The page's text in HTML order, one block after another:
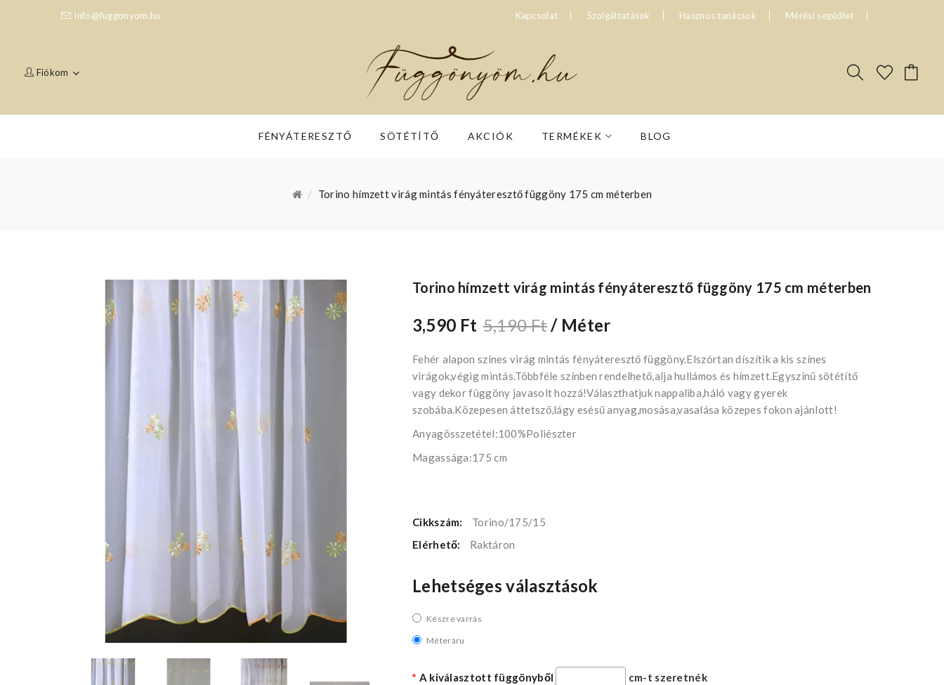
info@fuggonyom.hu Kapcsolat Szolgáltatások Hasznos tanácsok Mérési segédlet
Fiókom
FÉNYÁTERESZTŐ SÖTÉTÍTŐ AKCIÓK TERMÉKEK BLOG
Torino hímzett virág mintás fényáteresztő függöny 175 cm méterben
Torino hímzett virág mintás fényáteresztő függöny 175 cm méterben
3,590 Ft 5,190 Ft / Méter
Fehér alapon színes virág mintás fényáteresztő függöny.Elszórtan díszítik a kis színes
virágok,végig mintás.Többféle színben rendelhető,alja hullámos és hímzett.Egyszínű sötétítő
vagy dekor függöny javasolt hozzá!Választhatjuk nappaliba,háló vagy gyerek
szobába.Közepesen áttetsző,lágy esésű anyag,mosása,vasalása közepes fokon ajánlott!
Anyagösszetétel:100%Poliészter
Magassága:175 cm
Cikkszám:
Torino/175/15
Elérhető:
Raktáron
Lehetséges választások
Készre varrás
Méteráru
A kiválasztott függönyből cm-t szeretnék